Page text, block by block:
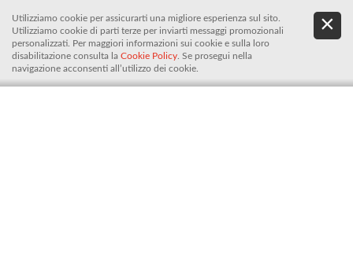
Utilizziamo cookie per assicurarti una migliore esperienza sul sito.
Utilizziamo cookie di parti terze per inviarti messaggi promozionali
personalizzati. Per maggiori informazioni sui cookie e sulla loro
disabilitazione consulta la Cookie Policy . Se prosegui nella
navigazione acconsenti all’utilizzo dei cookie.
De.It